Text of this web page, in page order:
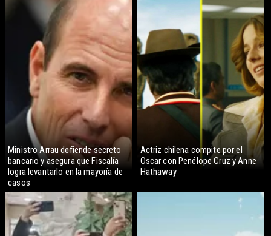
Ministro Arrau defiende secreto
bancario y asegura que Fiscalía
logra levantarlo en la mayoría de
casos
Actriz chilena compite por el
Oscar con Penélope Cruz y Anne
Hathaway